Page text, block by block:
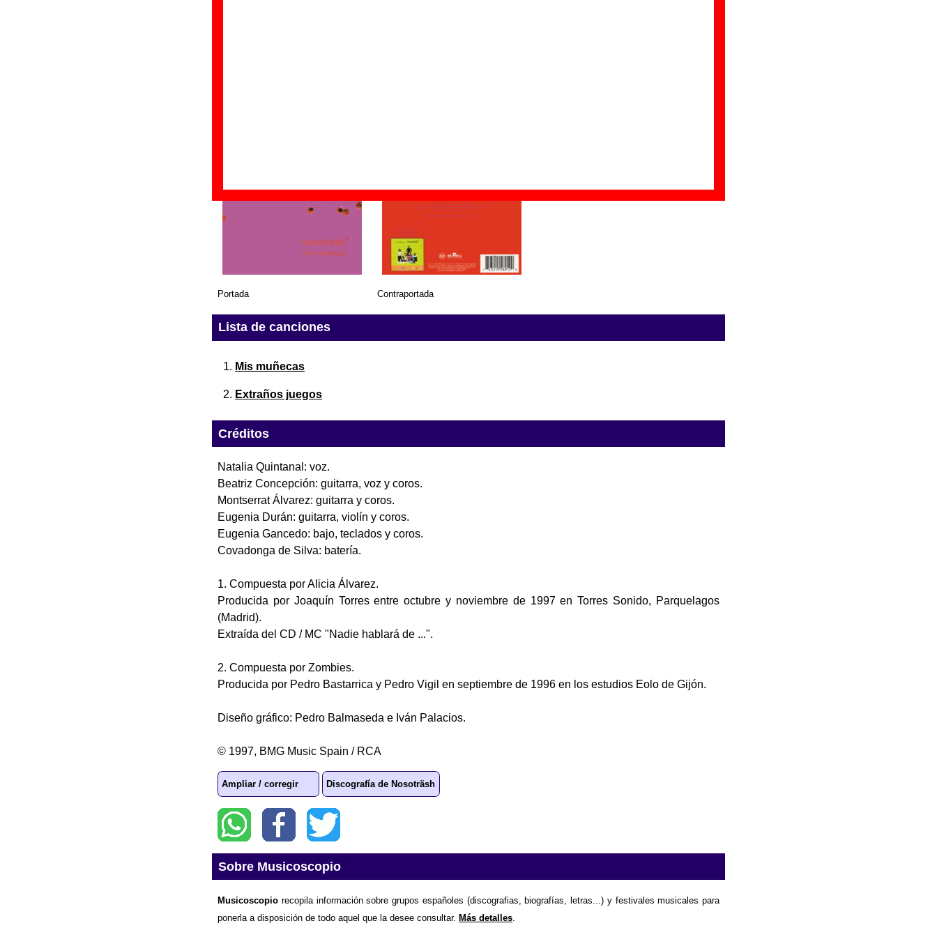
Portada Contraportada
Lista de canciones
Mis muñecas
Extraños juegos
Créditos
Natalia Quintanal: voz.
Beatriz Concepción: guitarra, voz y coros.
Montserrat Álvarez: guitarra y coros.
Eugenia Durán: guitarra, violín y coros.
Eugenia Gancedo: bajo, teclados y coros.
Covadonga de Silva: batería.
1. Compuesta por Alicia Álvarez.
Producida por Joaquín Torres entre octubre y noviembre de 1997 en Torres Sonido, Parquelagos
(Madrid).
Extraída del CD / MC "Nadie hablará de ...".
2. Compuesta por Zombies.
Producida por Pedro Bastarrica y Pedro Vigil en septiembre de 1996 en los estudios Eolo de Gijón.
Diseño gráfico: Pedro Balmaseda e Iván Palacios.
© 1997, BMG Music Spain / RCA
Ampliar / corregir Discografía de Nosoträsh
Sobre Musicoscopio
Musicoscopio recopila información sobre grupos españoles (discografias, biografías, letras...) y festivales musicales para
ponerla a disposición de todo aquel que la desee consultar. Más detalles.